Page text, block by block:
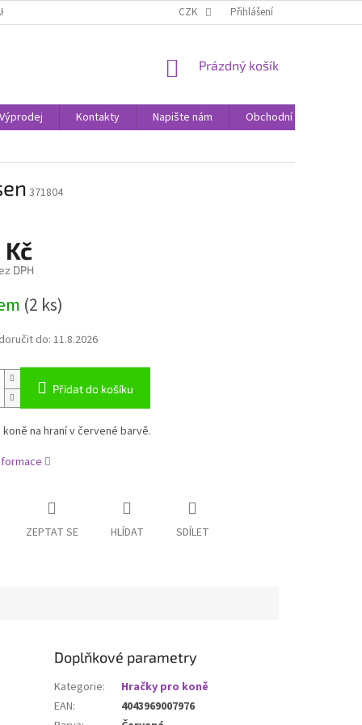
NAKUPOVAT CZK Přihlášení
NÁKUPNÍ
Prázdný košík
Výprodej Kontakty Napište nám
Obchodní podmínky
371804
DPH
(2 ks)
do: 11.8.2026
Přidat do košíku
na hraní v červené barvě.
ZEPTAT SE HLÍDAT SDÍLET
Doplňkové parametry
Kategorie:
Hračky pro koně
EAN:
4043969007976